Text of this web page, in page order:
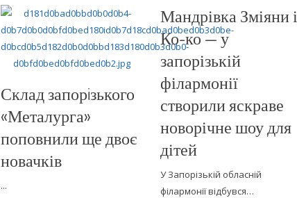
Склад запорiзького
«Металурга»
поповнили ще двоє
новачків
...
Мандрівка Зміяни і
Ко-ко — у
запорізькій
філармонії
створили яскраве
новорічне шоу для
дітей
У Запорізькій обласній
філармонії відбувся…